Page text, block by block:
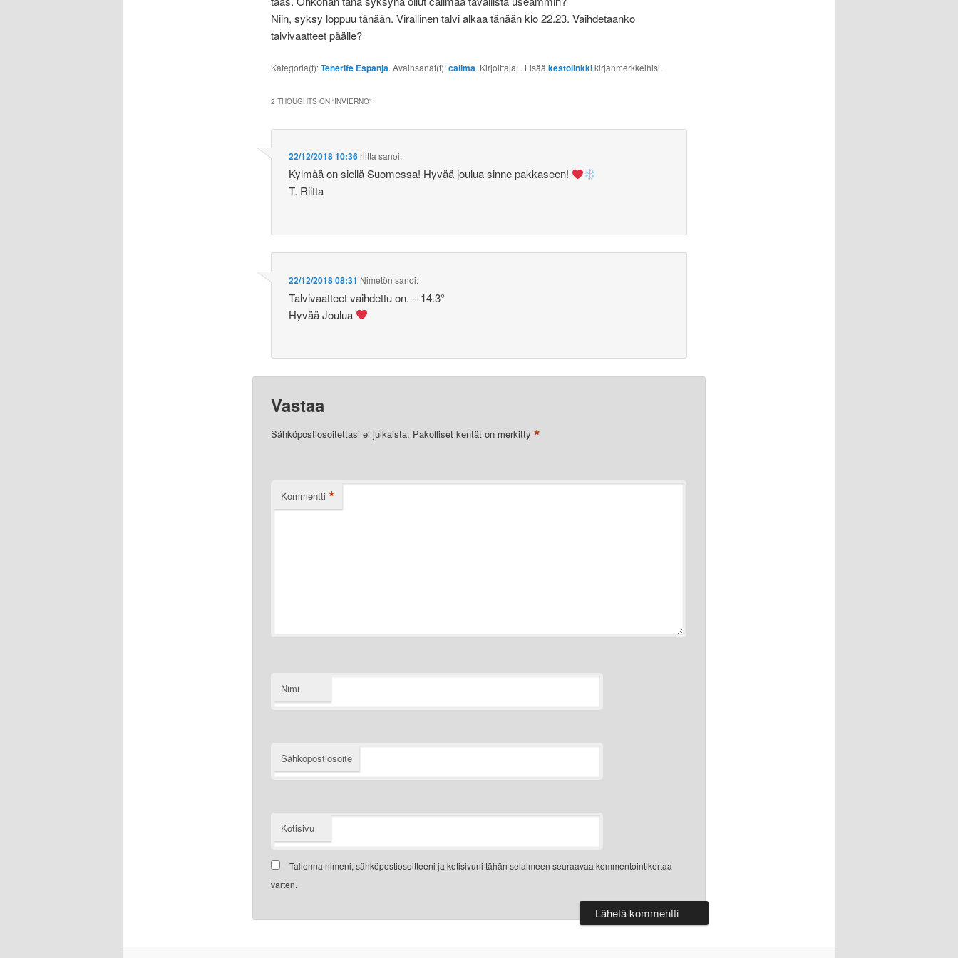
Niin, syksy loppuu tänään. Virallinen talvi alkaa tänään klo 22.23. Vaihdetaanko
talvivaatteet päälle?
Kategoria(t):Tenerife Espanja. Avainsanat(t):calima. Kirjoittaja: . Lisääkestolinkkikirjanmerkkeihisi.
2 THOUGHTS ON “INVIERNO”
22/12/2018 10:36riitta sanoi:
Kylmää on siellä Suomessa! Hyvää joulua sinne pakkaseen!
T. Riitta
22/12/2018 08:31 Nimetön sanoi:
Talvivaatteet vaihdettu on. – 14.3°
Hyvää Joulua
Vastaa
Sähköpostiosoitettasi ei julkaista. Pakolliset kentät on merkitty *
Kommentti *
Nimi
Sähköpostiosoite
Kotisivu
Tallenna nimeni, sähköpostiosoitteeni ja kotisivuni tähän selaimeen seuraavaa kommentointikertaa
varten.